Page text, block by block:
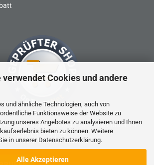
verwendet Cookies und andere
und ähnliche Technologien, auch von
Funktionsweise der Website zu
unseres Angebotes zu analysieren und Ihnen
bieten zu können. Weitere
in unserer Datenschutzerklärung.
Alle Akzeptieren
kein Spielzeug und nicht für Kinder unter 14
Jahren geeignet.